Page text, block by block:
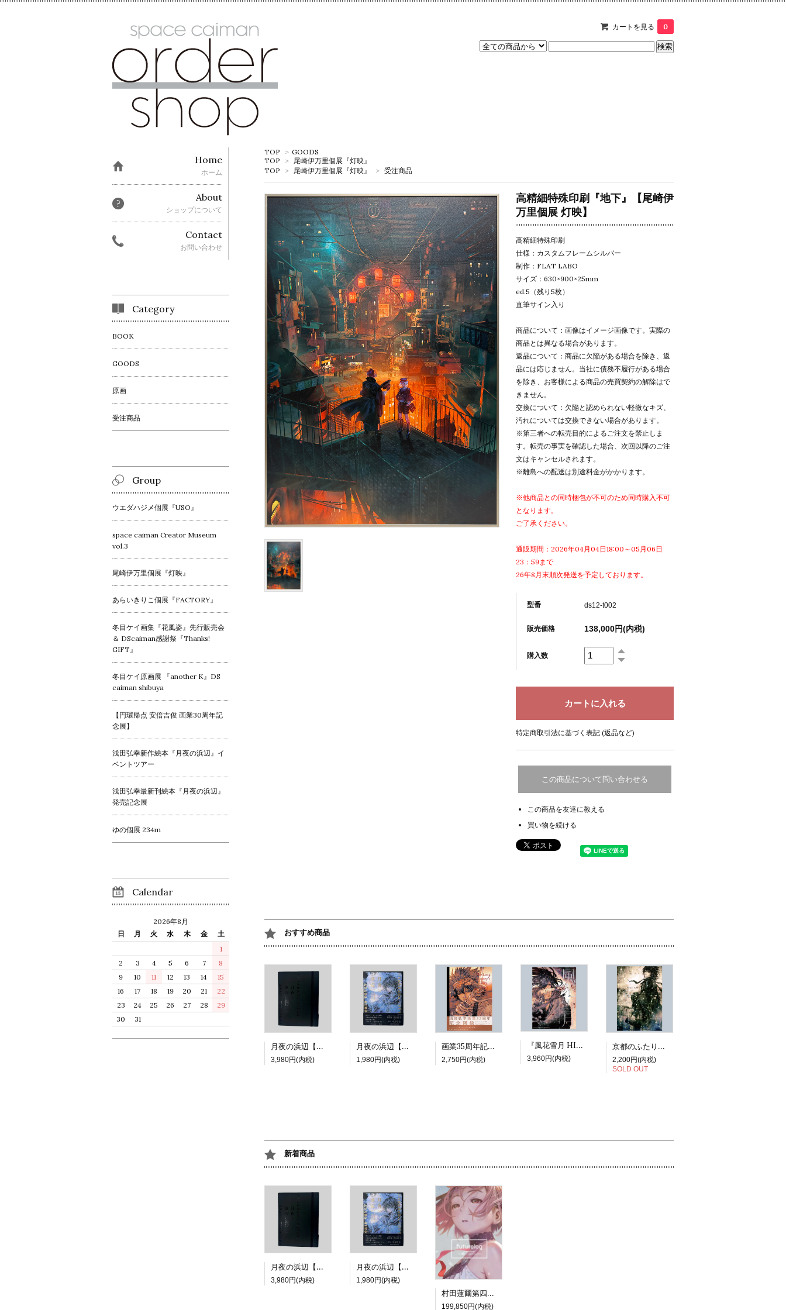
カートを見る 0
TOP > GOODS
TOP
> 尾崎伊万里個展『灯映』
TOP
> 尾崎伊万里個展『灯映』 > 受注商品
高精細特殊印刷『地下』【尾崎伊
万里個展 灯映】
高精細特殊印刷
仕様：カスタムフレームシルバー
制作：FLAT LABO
サイズ：630×900×25mm
ed.5（残り5枚）
直筆サイン入り
商品について：画像はイメージ画像です。実際の
商品とは異なる場合があります。
返品について：商品に欠陥がある場合を除き、返
品には応じません。当社に債務不履行がある場合
を除き、お客様による商品の売買契約の解除はで
きません。
交換について：欠陥と認められない軽微なキズ、
汚れについては交換できない場合があります。
※第三者への転売目的によるご注文を禁止しま
す。転売の事実を確認した場合、次回以降のご注
文はキャンセルされます。
※離島への配送は別途料金がかかります。
※他商品との同時梱包が不可のため同時購入不可
となります。
ご了承ください。
通販期間：2026年04月04日18:00～05月06日
23：59まで
26年8月末順次発送を予定しております。
型番 ds12-t002
販売価格 138,000円(内税)
購入数
特定商取引法に基づく表記 (返品など)
この商品について問い合わせる
この商品を友達に教える
買い物を続ける
おすすめ商品
月夜の浜辺【特装版】
3,980円(内税)
月夜の浜辺【通常版】
1,980円(内税)
画業35周年記念展図録『The Long Journey's Diary | A COMIC』
2,750円(内税)
『風花雪月 HIROYUKI ASADA TEZUKA ALBUM』
3,960円(内税)
京都のふたり展図録『虹niji』
2,200円(内税)
SOLD OUT
新着商品
月夜の浜辺【特装版】
3,980円(内税)
月夜の浜辺【通常版】
1,980円(内税)
村田蓮爾第四画集限定版『futurelog limited edition』
199,850円(内税)
Home
ホーム
About
ショップについて
Contact
お問い合わせ
Category
BOOK
GOODS
原画
受注商品
Group
ウエダハジメ個展『USO』
space caiman Creator Museum
vol.3
尾崎伊万里個展『灯映』
あらいきりこ個展『FACTORY』
冬目ケイ画集『花風姿』先行販売会
＆ DScaiman感謝祭『Thanks!
GIFT』
冬目ケイ原画展 『another K』DS
caiman shibuya
【円環帰点 安倍吉俊 画業30周年記
念展】
浅田弘幸新作絵本『月夜の浜辺』イ
ベントツアー
浅田弘幸最新刊絵本『月夜の浜辺』
発売記念展
ゆの個展 234m
Calendar
2026年8月
日
月 火 水 木 金
土
1
2
3 4 5 6 7
8
9
10 11 12 13 14
15
16
17 18 19 20 21
22
23
24 25 26 27 28
29
30
31